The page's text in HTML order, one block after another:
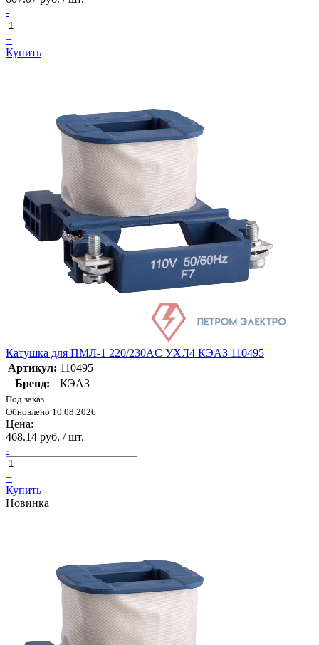
-
+
Купить
Катушка для ПМЛ-1 220/230AC УХЛ4 КЭАЗ 110495
Артикул: 110495
Бренд:
КЭАЗ
Под заказ
Обновлено 10.08.2026
Цена:
468.14 руб. / шт.
-
+
Купить
Новинка